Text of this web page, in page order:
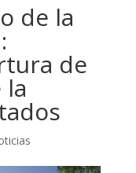
de la
de